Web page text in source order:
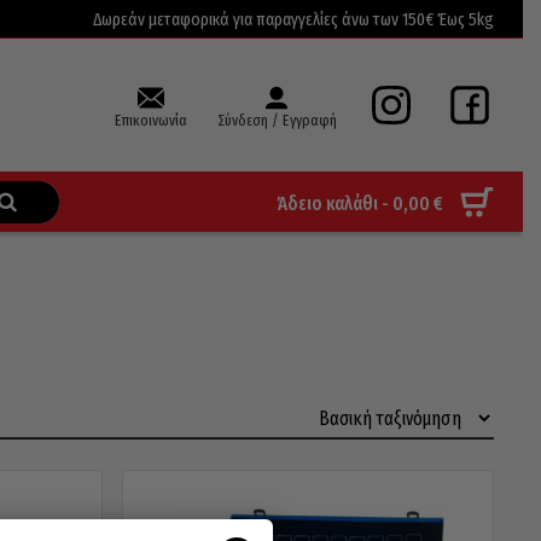
Δωρεάν μεταφορικά για παραγγελίες άνω των 150€ Έως 5kg
Επικοινωνία Σύνδεση / Εγγραφή
Άδειο καλάθι - 0,00 €